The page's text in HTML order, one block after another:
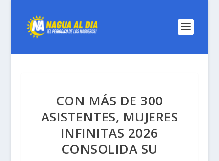
CON MÁS DE 300
ASISTENTES, MUJERES
INFINITAS 2026
CONSOLIDA SU